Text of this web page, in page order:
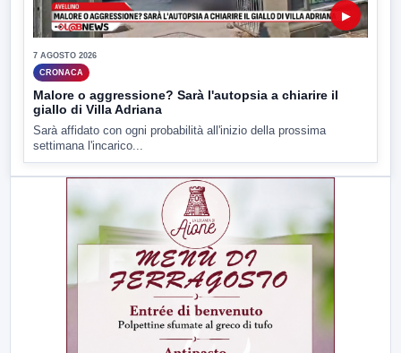
▶
7 AGOSTO 2026
CRONACA
Malore o aggressione? Sarà l'autopsia a chiarire il
giallo di Villa Adriana
Sarà affidato con ogni probabilità all'inizio della prossima
settimana l'incarico...